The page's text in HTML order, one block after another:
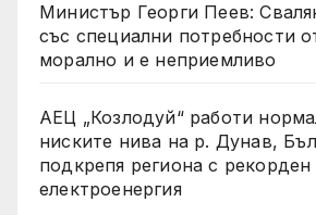
Министър Георги Пеев:
със специални потребности
морално и е неприемливо
АЕЦ „Козлодуй“ работи
ниските нива на р. Дунав,
подкрепя региона с
електроенергия